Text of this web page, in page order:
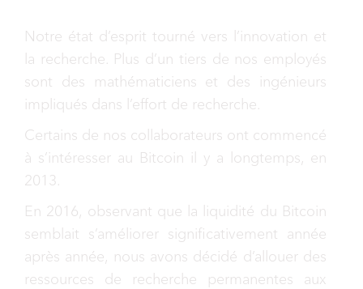
Notre état d’esprit tourné vers l’innovation et
la recherche. Plus d’un tiers de nos employés
sont des mathématiciens et des ingénieurs
impliqués dans l’effort de recherche.
Certains de nos collaborateurs ont commencé
à s’intéresser au Bitcoin il y a longtemps, en
2013.
En 2016, observant que la liquidité du Bitcoin
semblait s’améliorer significativement année
après année, nous avons décidé d’allouer des
ressources de recherche permanentes aux